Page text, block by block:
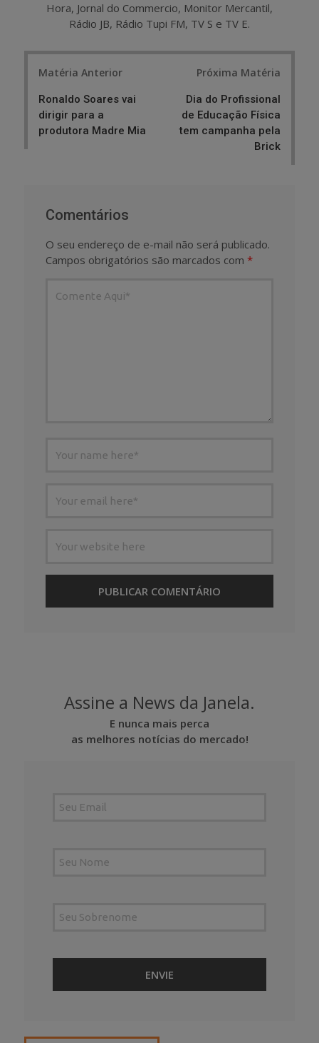
Hora, Jornal do Commercio, Monitor Mercantil,
Rádio JB, Rádio Tupi FM, TV S e TV E.
Matéria Anterior
Ronaldo Soares vai
dirigir para a
produtora Madre Mia
Próxima Matéria
Dia do Profissional
de Educação Física
tem campanha pela
Brick
Comentários
O seu endereço de e-mail não será publicado.
Campos obrigatórios são marcados com *
Assine a News da Janela.
E nunca mais perca
as melhores notícias do mercado!